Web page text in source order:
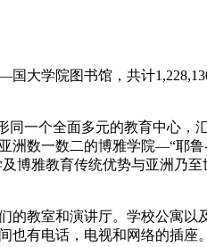
大学院图书馆，共计
同一个全面多元的教育中心，
数一数二的博雅学院—“耶鲁-
博雅教育传统优势与亚洲乃
教室和演讲厅。学校公寓以
有电话，电视和网络的插座